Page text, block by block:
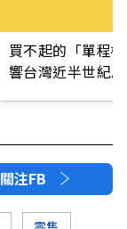
買不起的「單程
響台灣近半世紀
關注FB